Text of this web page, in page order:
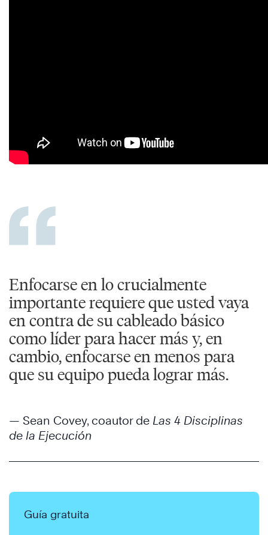
Enfocarse en lo crucialmente
importante requiere que usted vaya
en contra de su cableado básico
como líder para hacer más y, en
cambio, enfocarse en menos para
que su equipo pueda lograr más.
— Sean Covey, coautor de Las 4 Disciplinas
de la Ejecución
Guía gratuita